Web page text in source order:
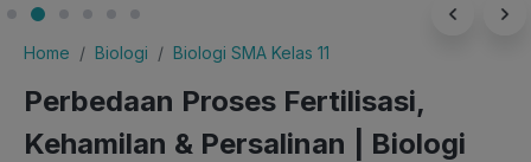
Home Biologi Biologi SMA Kelas 11
Perbedaan Proses Fertilisasi,
Kehamilan & Persalinan | Biologi